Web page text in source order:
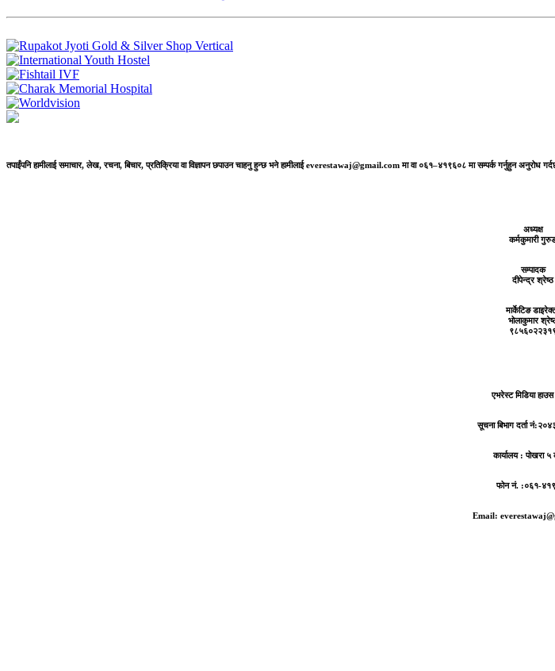
तपाईंपनि हामीलाई समाचार, लेख, रचना, बिचार, प्रतिक्रिया वा विज्ञापन छपाउन चाहनु हुन्छ भने हामीलाई everestawaj@gmail.com मा वा ०६१–४१९६०८ मा सम्पर्क गर्नुहुन अनुरोध
अध्यक्ष
कर्मकुमारी
सम्पादक
दीपेन्द्र श्रेष्ठ
मार्केटिङ
भोलाकुमार
एभरेस्ट मिडिया हाउस
सूचना बिभाग दर्ता नं:
कार्यालय :पोखरा ५
फोन नं. :०६१-
Email: